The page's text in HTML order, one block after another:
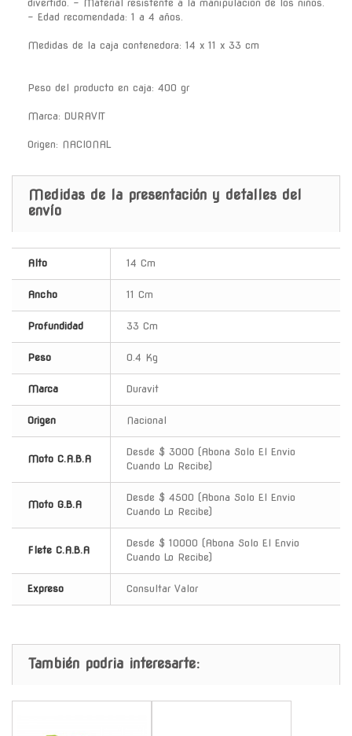
divertido. - Material resistente a la manipulacion de los niños.
- Edad recomendada: 1 a 4 años.
Medidas de la caja contenedora: 14 x 11 x 33 cm
Peso del producto en caja: 400 gr
Marca: DURAVIT
Origen: NACIONAL
Medidas de la presentación y detalles del
envío
Alto 14 Cm
Ancho 11 Cm
Profundidad 33 Cm
Peso 0.4 Kg
Marca Duravit
Origen Nacional
Moto C.A.B.A
Desde $ 3000 (Abona Solo El Envio
Cuando Lo Recibe)
Moto G.B.A
Desde $ 4500 (Abona Solo El Envio
Cuando Lo Recibe)
Flete C.A.B.A
Desde $ 10000 (Abona Solo El Envio
Cuando Lo Recibe)
Expreso Consultar Valor
También podria interesarte: